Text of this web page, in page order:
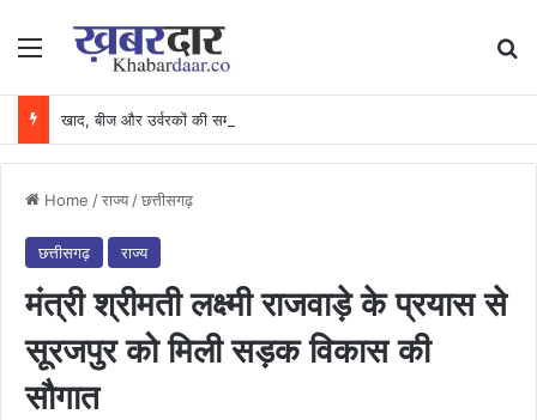
Menu
Home /राज्य /छत्तीसगढ़
छत्तीसगढ़ राज्य
मंत्री श्रीमती लक्ष्मी राजवाड़े के प्रयास से
सूरजपुर को मिली सड़क विकास की
सौगात